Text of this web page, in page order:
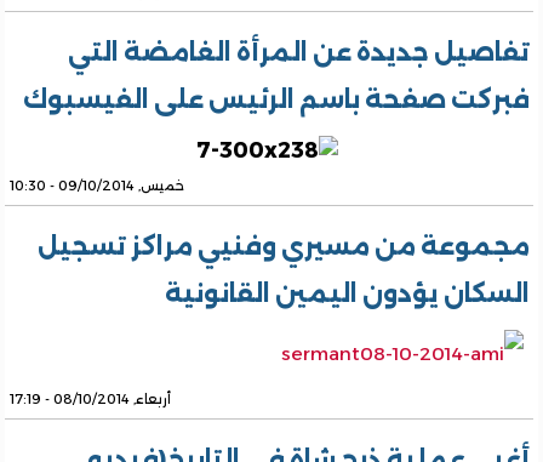
تفاصيل جديدة عن المرأة الغامضة التي
فبركت صفحة باسم الرئيس على الفيسبوك
خميس, 09/10/2014 - 10:30
مجموعة من مسيري وفنيي مراكز تسجيل
السكان يؤدون اليمين القانونية
أربعاء, 08/10/2014 - 17:19